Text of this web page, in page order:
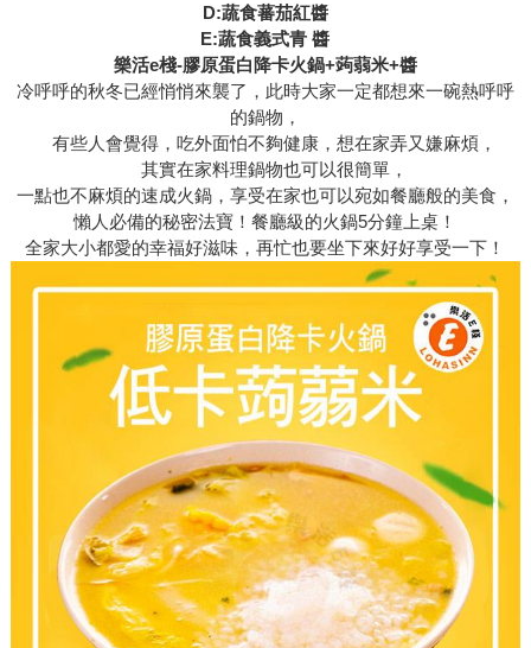
D:蔬食蕃茄紅醬
E:蔬食義式青 醬
樂活e棧-膠原蛋白降卡火鍋+蒟蒻米+醬
冷呼呼的秋冬已經悄悄來襲了，此時大家一定都想來一碗熱呼呼
的鍋物，
有些人會覺得，吃外面怕不夠健康，想在家弄又嫌麻煩，
其實在家料理鍋物也可以很簡單，
一點也不麻煩的速成火鍋，享受在家也可以宛如餐廳般的美食，
懶人必備的秘密法寶！餐廳級的火鍋5分鐘上桌！
全家大小都愛的幸福好滋味，再忙也要坐下來好好享受一下！